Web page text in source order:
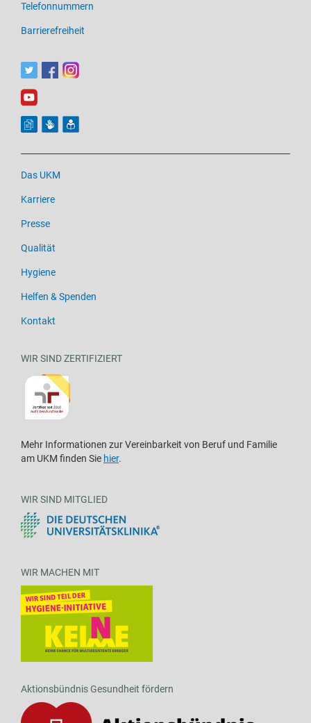
Telefonnummern
Barrierefreiheit
Das UKM
Karriere
Presse
Qualität
Hygiene
Helfen & Spenden
Kontakt
WIR SIND ZERTIFIZIERT
Mehr Informationen zur Vereinbarkeit von Beruf und Familie
am UKM finden Sie hier.
WIR SIND MITGLIED
WIR MACHEN MIT
Aktionsbündnis Gesundheit fördern